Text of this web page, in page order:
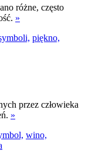
różne, często
»
piękno,
przez człowieka
»
wino,